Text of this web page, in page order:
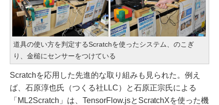
道具の使い方を判定するScratchを使ったシステム、のこぎ
り、金槌にセンサーをつけている
Scratchを応用した先進的な取り組みも見られた。例え
ば、石原淳也氏（つくる社LLC）と石原正宗氏による
「ML2Scratch」は、TensorFlow.jsとScratchXを使った機